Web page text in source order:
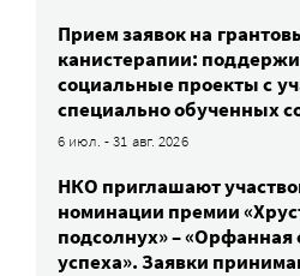
Прием заявок на
канистерапии:
социальные проекты с
специально обученных
6 июл. - 31 авг. 2026
НКО приглашают
номинации премии
подсолнух» – «Орфанная
успеха». Заявки